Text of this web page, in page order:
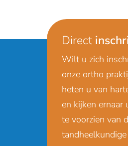
Direct
Wilt u zich
onze ortho
heten u van
en kijken ernaar
te voorzien van